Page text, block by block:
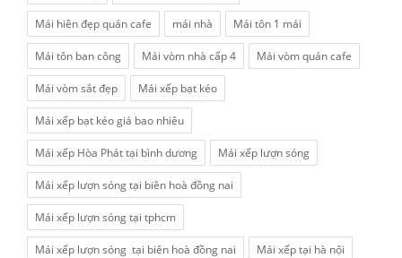
Mái hiên đẹp quán cafe mái nhà Mái tôn 1 mái
Mái tôn ban công Mái vòm nhà cấp 4 Mái vòm quán cafe
Mái vòm sắt đẹp Mái xếp bạt kéo
Mái xếp bạt kéo giá bao nhiêu
Mái xếp Hòa Phát tại bình dương Mái xếp lượn sóng
Mái xếp lượn sóng tại biên hoà đồng nai
Mái xếp lượn sóng tại tphcm
Mái xếp lượn sóng tại biên hoà đồng nai Mái xếp tại hà nội